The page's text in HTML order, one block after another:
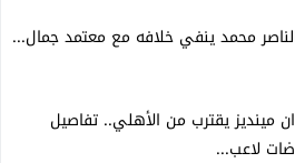
محمد ينفي خلافه مع معتمد جمال...
مينديز يقترب من الأهلي.. تفاصيل
لاعب...